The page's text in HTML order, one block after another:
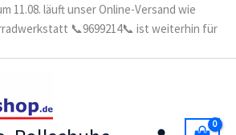
11.08. läuft unser Online-Versand wie
📞9699214📞 ist weiterhin für